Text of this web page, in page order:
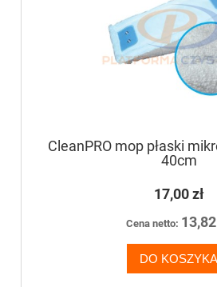
CleanPRO mop płaski
40cm
17,00 zł
Cena netto:
DO KOSZYKA